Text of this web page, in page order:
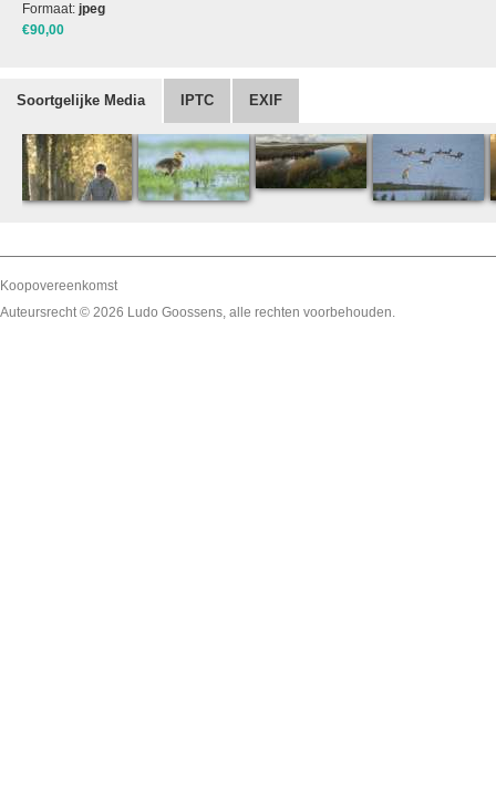
Formaat: jpeg
€90,00
Soortgelijke Media IPTC EXIF
Koopovereenkomst
Auteursrecht © 2026 Ludo Goossens, alle rechten voorbehouden.